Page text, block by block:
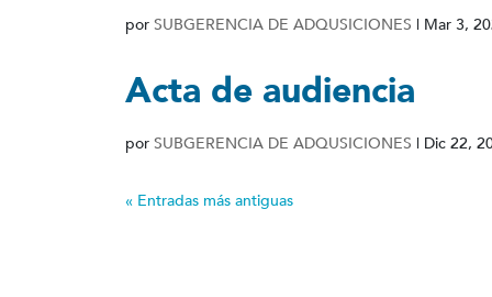
por SUBGERENCIA DE ADQUSICIONES | Mar 3,
Acta de audiencia
por SUBGERENCIA DE ADQUSICIONES | Dic 22,
« Entradas más antiguas